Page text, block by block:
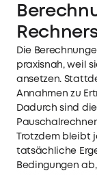
Die
praxisnah, weil
ansetzen.
Annahmen zu
Dadurch sind
Trotzdem bleibt
tatsächliche
Bedingungen